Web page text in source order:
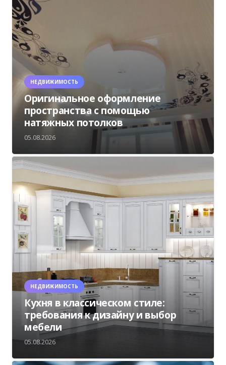
НЕДВИЖИМОСТЬ
Оригинальное оформление
пространства с помощью
натяжных потолков
05.08.2026
НЕДВИЖИМОСТЬ
Кухня в классическом стиле:
требования к дизайну и выбор
мебели
05.08.2026